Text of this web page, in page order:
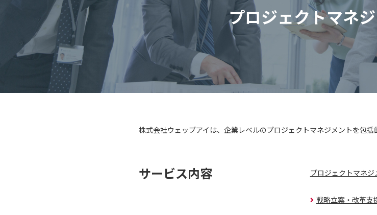
プロジェクトマネ
株式会社ウェッブアイは、企業レベルのプロジェクトマネジメントを包括
サービス内容 プロジェクトマネ
戦略立案・改革支